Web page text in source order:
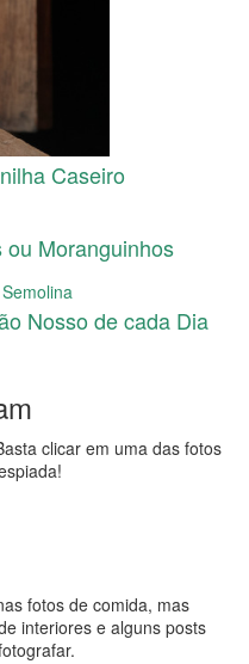
Caseiro
Moranguinhos
Nosso de cada Dia
clicar em uma das fotos
fotos de comida, mas
interiores e alguns posts